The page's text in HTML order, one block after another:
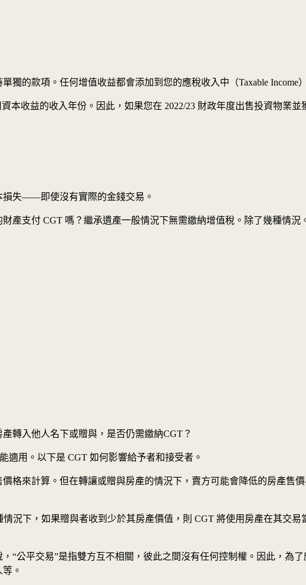
的款項。任何增值收益都會添加到您的應稅收入中（Taxable Income
收益的收入年份。因此，如果您在 2022/23 財政年度出售投資物業並
損失——即使沒有實際的金錢交易。
產支付 CGT 嗎？繼承遺產一般情況下無需繳納增值稅。除了幾種情況
轉入他人名下或贈與，是否仍需繳納CGT？
適用。以下是 CGT 如何影響給予者和接受者。
格來計算。但在轉讓或贈與房產的情況下，賣方可能會降低的房產
況下，如果贈與者收到少於其房產價值，則 CGT 將使用房產在其交
“公平交易”是指雙方互不相關，彼此之間沒有任何控制權。因此，為
。